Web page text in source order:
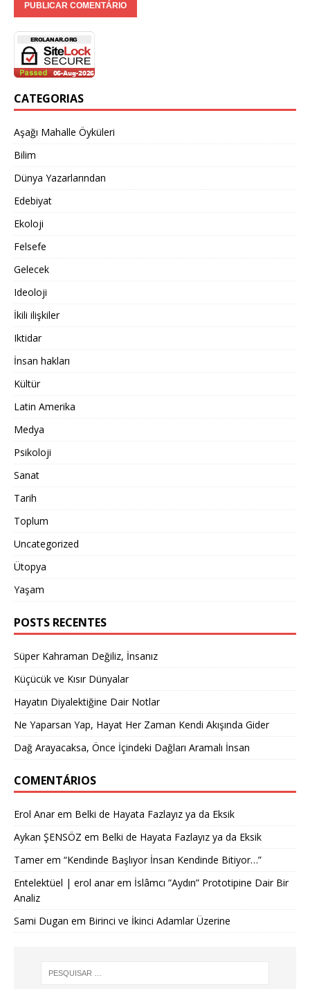
CATEGORIAS
Aşağı Mahalle Öyküleri
Bilim
Dünya Yazarlarından
Edebiyat
Ekoloji
Felsefe
Gelecek
Ideoloji
İkili ilişkiler
Iktidar
İnsan hakları
Kültür
Latin Amerika
Medya
Psikoloji
Sanat
Tarih
Toplum
Uncategorized
Ütopya
Yaşam
POSTS RECENTES
Süper Kahraman Değiliz, İnsanız
Küçücük ve Kısır Dünyalar
Hayatın Diyalektiğine Dair Notlar
Ne Yaparsan Yap, Hayat Her Zaman Kendi Akışında Gider
Dağ Arayacaksa, Önce İçindeki Dağları Aramalı İnsan
COMENTÁRIOS
Erol Anarem Belki de Hayata Fazlayız ya da Eksik
Aykan ŞENSÖZ em Belki de Hayata Fazlayız ya da Eksik
Tamerem “Kendinde Başlıyor İnsan Kendinde Bitiyor…”
Entelektüel | erol anarem İslâmcı ”Aydın” Prototipine Dair Bir
Analiz
Sami Dugan em Birinci ve İkinci Adamlar Üzerine